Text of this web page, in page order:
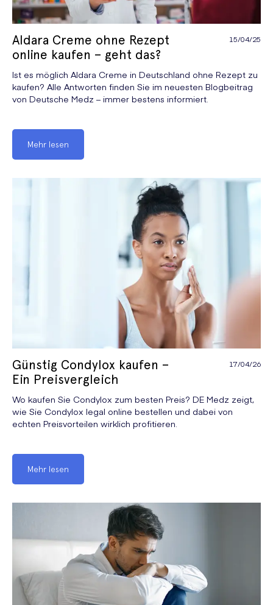
Aldara Creme ohne Rezept
online kaufen – geht das?
15/04/25
Ist es möglich Aldara Creme in Deutschland ohne Rezept zu
kaufen? Alle Antworten finden Sie im neuesten Blogbeitrag
von Deutsche Medz – immer bestens informiert.
Mehr lesen
Günstig Condylox kaufen –
Ein Preisvergleich
17/04/26
Wo kaufen Sie Condylox zum besten Preis? DE Medz zeigt,
wie Sie Condylox legal online bestellen und dabei von
echten Preisvorteilen wirklich profitieren.
Mehr lesen